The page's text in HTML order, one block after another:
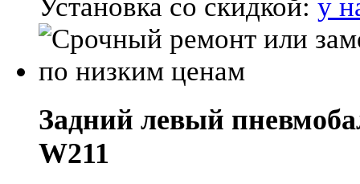
Установка со скидкой: у
Задний левый
W211